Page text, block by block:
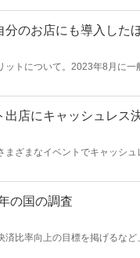
のお店にも導入した
トについて。2023年8月に
年のキャッシュレス決済比
店にキャッシュレス
ざまなイベントでキャッシ
の国の調査
比率向上の目標を掲げるな